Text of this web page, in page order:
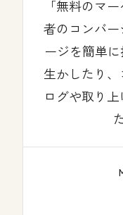
無料のマ
者のコンバ
ージを簡単
生かしたり
ログや取り